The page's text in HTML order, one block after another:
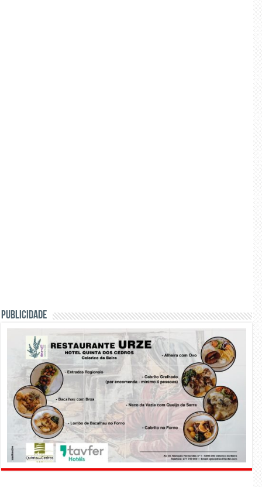
PUBLICIDADE